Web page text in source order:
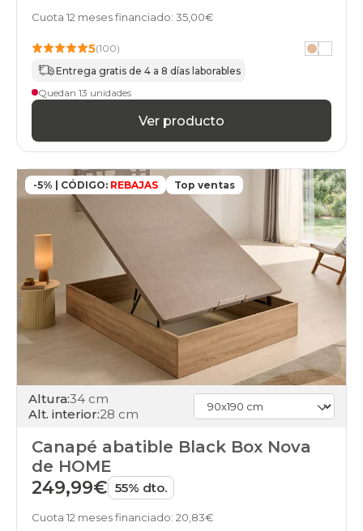
days
black-
abatibles
135x190cm
black-
days
canapes-
abatibles
135x200cm
black-
days
140x180cmespecial
black-
days
canapes-
abatibles
140x190cmespecial
black-
days
canapes-
140x200cmespecial
150x180cm-
Cuota 12 meses financiado: 35,00€
5(100)
Entrega gratis de 4 a 8 días laborables
Quedan 13 unidades
Ver producto
-5% | CÓDIGO: REBAJAS Top ventas
Altura:34 cm
Alt. interior:28 cm
Canapé abatible Black Box Nova
de HOME
249,99€ 55% dto.
Cuota 12 meses financiado: 20,83€